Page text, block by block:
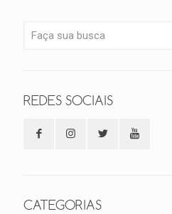
REDES SOCIAIS
CATEGORIAS